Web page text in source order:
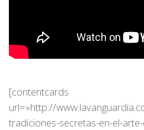
[contentcards
url=»http://
tradiciones-secretas-en-el-